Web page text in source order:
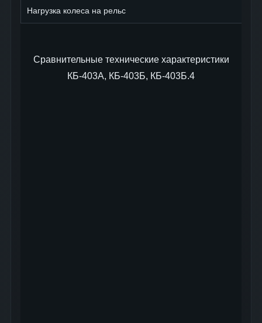
Нагрузка колеса на рельс
Сравнительные технические характеристики
КБ-403А, КБ-403Б, КБ-403Б.4